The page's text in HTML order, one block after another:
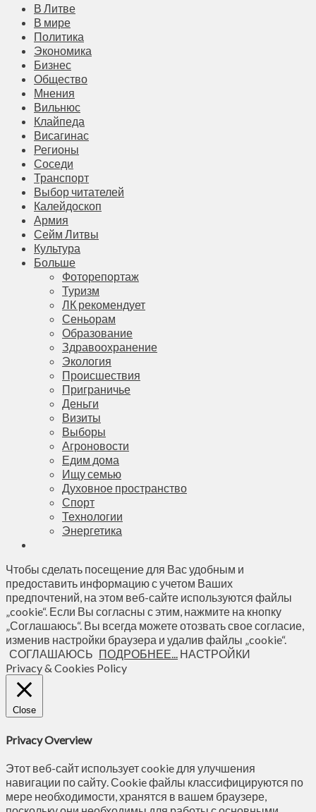
В Литве
В мире
Политика
Экономика
Бизнес
Общество
Мнения
Вильнюс
Клайпеда
Висагинас
Регионы
Соседи
Транспорт
Выбор читателей
Калейдоскоп
Армия
Сейм Литвы
Культура
Больше
Фоторепортаж
Туризм
ЛК рекомендует
Сеньорам
Образование
Здравоохранение
Экология
Происшествия
Приграничье
Деньги
Визиты
Выборы
Агроновости
Едим дома
Ищу семью
Духовное пространство
Спорт
Технологии
Энергетика
Чтобы сделать посещение для Вас удобным и
предоставить информацию с учетом Ваших
предпочтений, на этом веб-сайте используются файлы
„cookie“. Если Вы согласны с этим, нажмите на кнопку
„Соглашаюсь“. Вы всегда можете отозвать свое согласие,
изменив настройки браузера и удалив файлы „cookie“.
СОГЛАШАЮСЬ ПОДРОБНЕЕ... НАСТРОЙКИ
Privacy & Cookies Policy
Close
Privacy Overview
Этот веб-сайт использует cookie для улучшения
навигации по сайту. Сookie файлы классифицируются по
мере необходимости, хранятся в вашем браузере,